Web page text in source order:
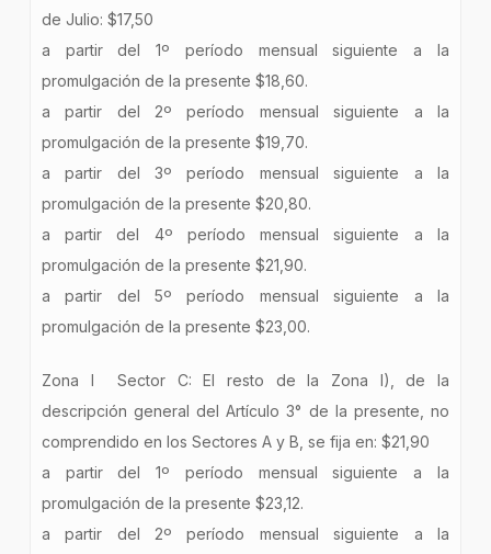
de Julio: $17,50
a partir del 1º período mensual siguiente a la
promulgación de la presente $18,60.
a partir del 2º período mensual siguiente a la
promulgación de la presente $19,70.
a partir del 3º período mensual siguiente a la
promulgación de la presente $20,80.
a partir del 4º período mensual siguiente a la
promulgación de la presente $21,90.
a partir del 5º período mensual siguiente a la
promulgación de la presente $23,00.
Zona I Sector C: El resto de la Zona I), de la
descripción general del Artículo 3° de la presente, no
comprendido en los Sectores A y B, se fija en: $21,90
a partir del 1º período mensual siguiente a la
promulgación de la presente $23,12.
a partir del 2º período mensual siguiente a la